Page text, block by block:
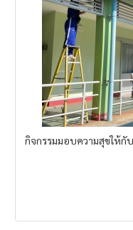
กิจกรรมมอบความสุขให้กั